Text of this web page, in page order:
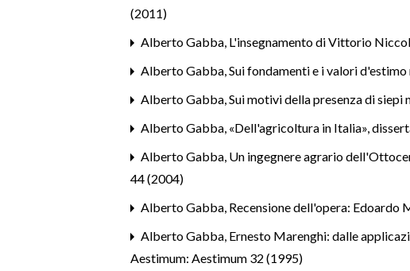
(2011)
Alberto Gabba, L'insegnamento di Vittorio
Alberto Gabba,Sui fondamenti e i valori
Alberto Gabba,Sui motivi della presenza di siepi
Alberto Gabba, «Dell'agricoltura in Italia»,
Alberto Gabba, Un ingegnere agrario
44 (2004)
Alberto Gabba, Recensione dell'opera: Edoardo
Alberto Gabba, Ernesto Marenghi: dalle
Aestimum: Aestimum 32 (1995)